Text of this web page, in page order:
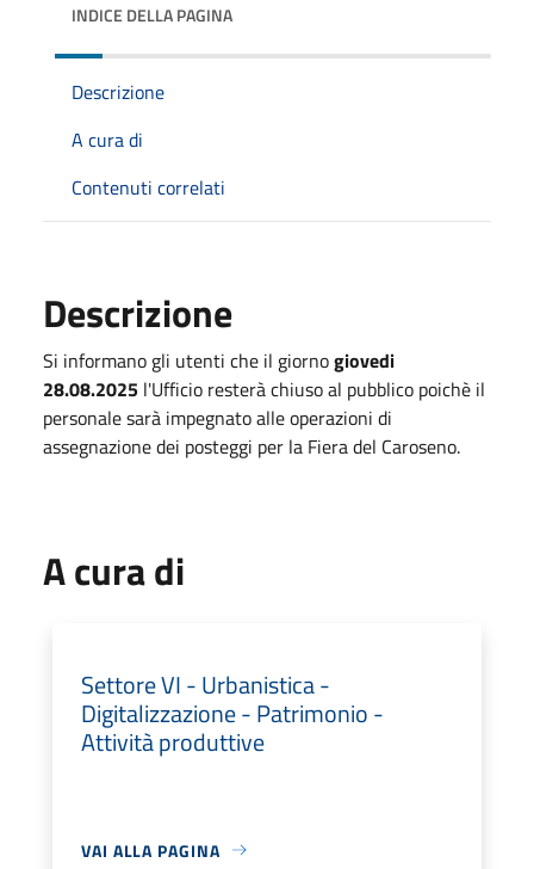
INDICE DELLA PAGINA
Descrizione
A cura di
Contenuti correlati
Descrizione
Si informano gli utenti che il giornogiovedi
28.08.2025 l'Ufficio resterà chiuso al pubblico poichè il
personale sarà impegnato alle operazioni di
assegnazione dei posteggi per la Fiera del Caroseno.
A cura di
Settore VI - Urbanistica -
Digitalizzazione - Patrimonio -
Attività produttive
VAI ALLA PAGINA